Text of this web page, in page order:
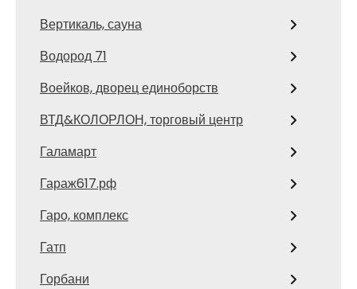
Вертикаль, сауна
Водород 71
Воейков, дворец единоборств
ВТД&КОЛОРЛОН, торговый центр
Галамарт
Гараж617.рф
Гаро, комплекс
Гатп
Горбани